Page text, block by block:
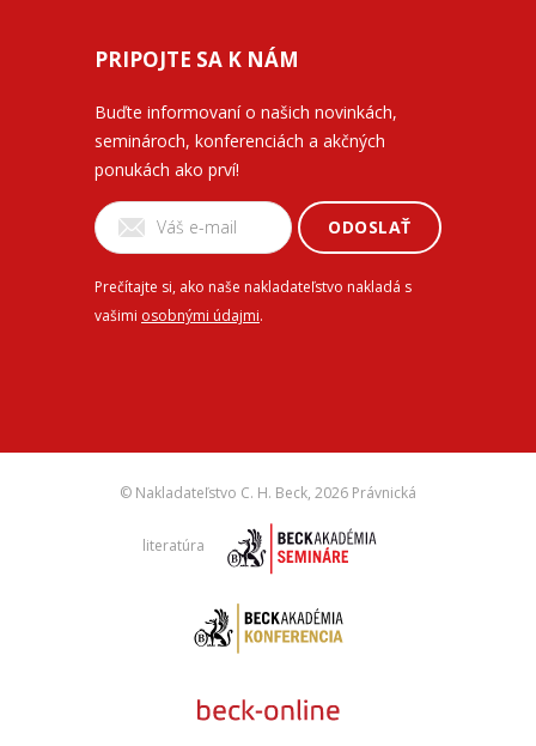
PRIPOJTE SA K NÁM
Buďte informovaní o našich novinkách,
seminároch, konferenciách a akčných
ponukách ako prví!
ODOSLAŤ
Prečítajte si, ako naše nakladateľstvo nakladá s
vašimi osobnými údajmi.
© Nakladateľstvo C. H. Beck, 2026 Právnická
literatúra